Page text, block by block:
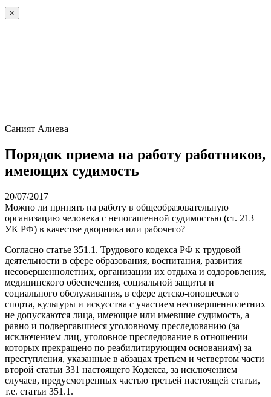
×
Саният Алиева
Порядок приема на работу работников,
имеющих судимость
20/07/2017
Можно ли принять на работу в общеобразовательную
организацию человека с непогашенной судимостью (ст. 213
УК РФ) в качестве дворника или рабочего?
Согласно статье 351.1. Трудового кодекса РФ к трудовой
деятельности в сфере образования, воспитания, развития
несовершеннолетних, организации их отдыха и оздоровления,
медицинского обеспечения, социальной защиты и
социального обслуживания, в сфере детско-юношеского
спорта, культуры и искусства с участием несовершеннолетних
не допускаются лица, имеющие или имевшие судимость, а
равно и подвергавшиеся уголовному преследованию (за
исключением лиц, уголовное преследование в отношении
которых прекращено по реабилитирующим основаниям) за
преступления, указанные в абзацах третьем и четвертом части
второй статьи 331 настоящего Кодекса, за исключением
случаев, предусмотренных частью третьей настоящей статьи,
т.е. статьи 351.1.